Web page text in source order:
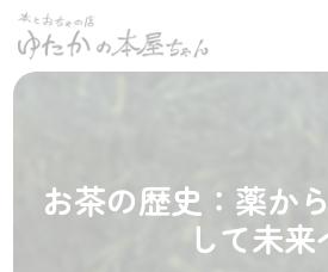
お茶の歴史：薬か
して未来